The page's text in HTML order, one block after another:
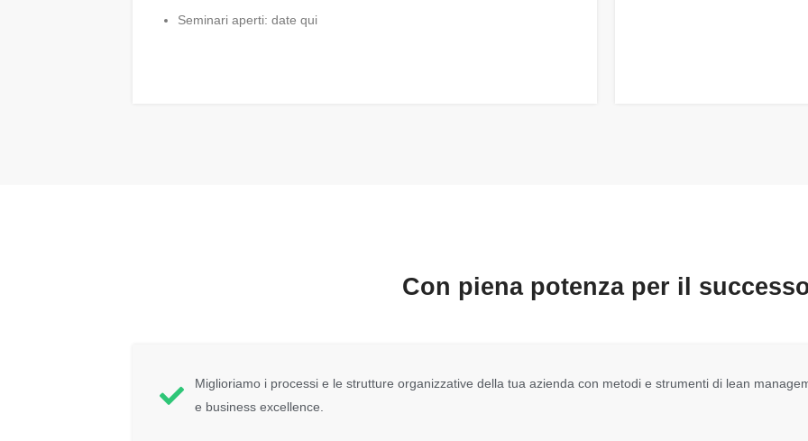
Seminari aperti: date qui
Con piena potenza per il
Miglioriamo i processi e le strutture organizzative della tua azienda con metodi e strumenti di lean
e business excellence.